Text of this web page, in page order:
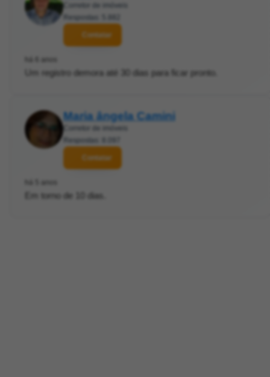
Corretor de imóveis
Respostas: 5.882
Contatar
há 6 anos
Um registro demora até 30 dias para ficar pronto.
Maria ângela Camini
Corretor de imóveis
Respostas: 8.097
Contatar
há 5 anos
Em torno de 10 dias.